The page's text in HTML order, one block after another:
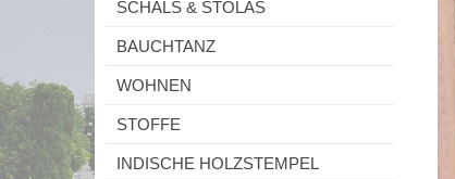
SCHALS & STOLAS
BAUCHTANZ
WOHNEN
STOFFE
INDISCHE HOLZSTEMPEL